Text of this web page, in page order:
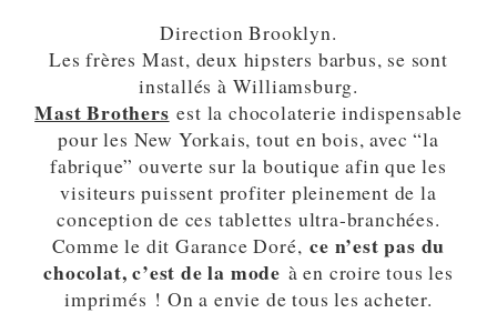
Direction Brooklyn.
Les frères Mast, deux hipsters barbus, se sont
installés à Williamsburg.
Mast Brothers est la chocolaterie indispensable
pour les New Yorkais, tout en bois, avec “la
fabrique” ouverte sur la boutique afin que les
visiteurs puissent profiter pleinement de la
conception de ces tablettes ultra-branchées.
Comme le dit Garance Doré,ce n’est pas du
chocolat, c’est de la mode à en croire tous les
imprimés ! On a envie de tous les acheter.